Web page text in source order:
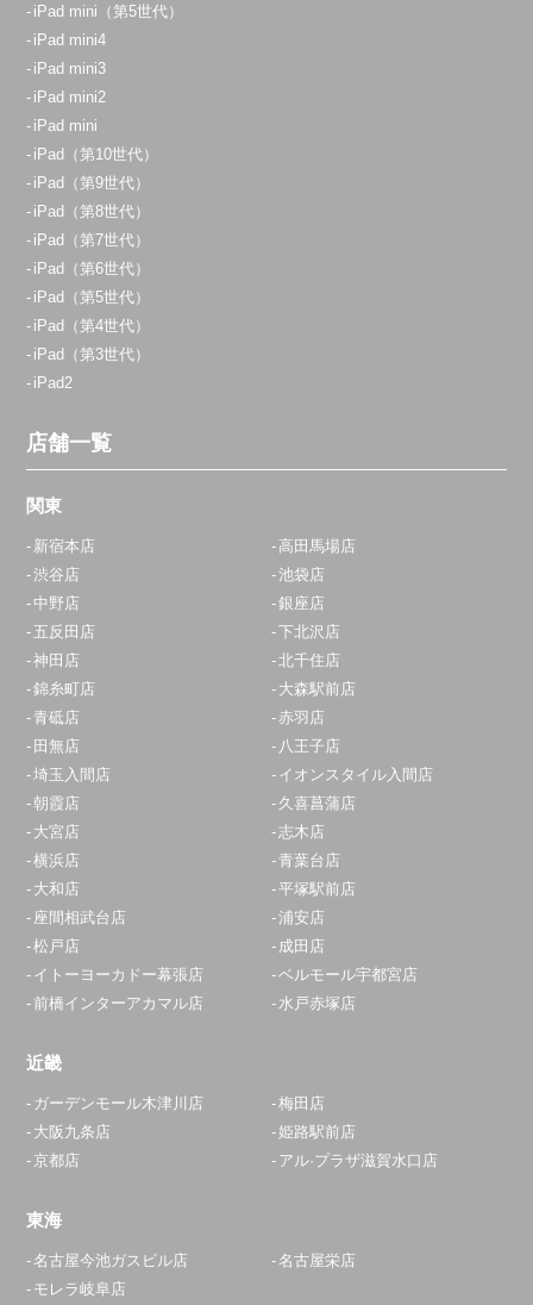
iPad mini（第5世代）
iPad mini4
iPad mini3
iPad mini2
iPad mini
iPad（第10世代）
iPad（第9世代）
iPad（第8世代）
iPad（第7世代）
iPad（第6世代）
iPad（第5世代）
iPad（第4世代）
iPad（第3世代）
iPad2
店舗一覧
関東
新宿本店
高田馬場店
渋谷店
池袋店
中野店
銀座店
五反田店
下北沢店
神田店
北千住店
錦糸町店
大森駅前店
青砥店
赤羽店
田無店
八王子店
埼玉入間店
イオンスタイル入間店
朝霞店
久喜菖蒲店
大宮店
志木店
横浜店
青葉台店
大和店
平塚駅前店
座間相武台店
浦安店
松戸店
成田店
イトーヨーカドー幕張店
ベルモール宇都宮店
前橋インターアカマル店
水戸赤塚店
近畿
ガーデンモール木津川店
梅田店
大阪九条店
姫路駅前店
京都店
アル·プラザ滋賀水口店
東海
名古屋今池ガスビル店
名古屋栄店
モレラ岐阜店